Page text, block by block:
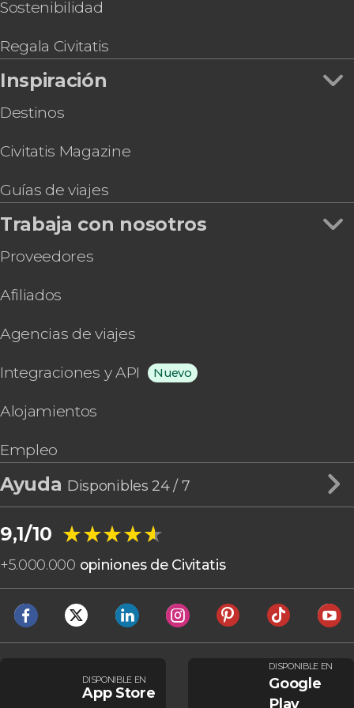
Tour privado por Nueva York en vehículo
Visita guiada por el MET
Sostenibilidad
Regala Civitatis
Inspiración
Destinos
Civitatis Magazine
Guías de viajes
Trabaja con nosotros
Proveedores
Afiliados
Agencias de viajes
Integraciones y API Nuevo
Alojamientos
Empleo
Ayuda Disponibles 24 / 7
9,1/10 ★★★★★
★★★★★
+5.000.000 opiniones de Civitatis
DISPONIBLE EN
App Store
DISPONIBLE EN
Google
Play